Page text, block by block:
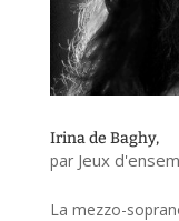
Irina de Baghy,
par Jeux
La mezzo-